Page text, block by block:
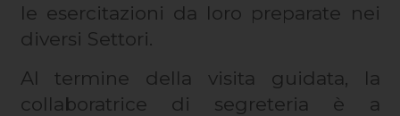
le esercitazioni da loro preparate nei
diversi Settori.
Al termine della visita guidata, la
collaboratrice di segreteria è a